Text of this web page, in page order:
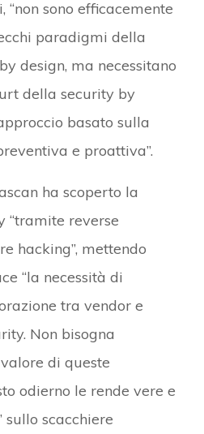
sono efficacemente
paradigmi della
design, ma necessitano
della security by
basato sulla
e proattiva”.
ha scoperto la
“tramite reverse
hacking”, mettendo
“la necessità di
tra vendor e
Non bisogna
di queste
odierno le rende vere e
sullo scacchiere